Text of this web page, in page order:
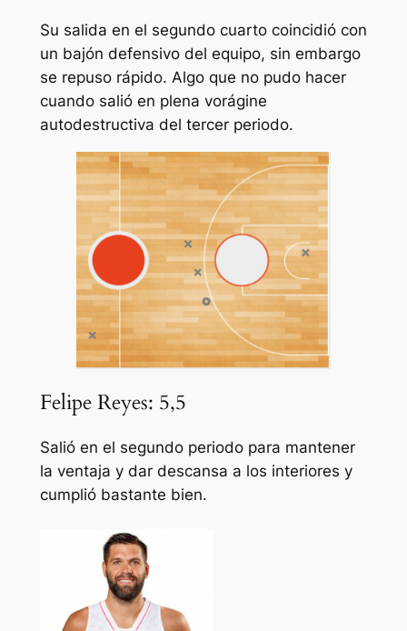
Su salida en el segundo cuarto coincidió con
un bajón defensivo del equipo, sin embargo
se repuso rápido. Algo que no pudo hacer
cuando salió en plena vorágine
autodestructiva del tercer periodo.
Felipe Reyes: 5,5
Salió en el segundo periodo para mantener
la ventaja y dar descansa a los interiores y
cumplió bastante bien.